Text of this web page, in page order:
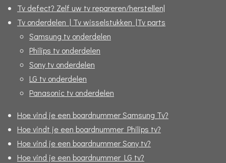
Tv defect? Zelf uw tv repareren/herstellen|
Tv onderdelen | Tv wisselstukken |Tv parts
Samsung tv onderdelen
Philips tv onderdelen
Sony tv onderdelen
LG tv onderdelen
Panasonic tv onderdelen
Hoe vind je een boardnummer Samsung Tv?
Hoe vindt je een boardnummer Philips tv?
Hoe vind je een boardnummer Sony tv?
Hoe vind je een boardnummer LG tv?